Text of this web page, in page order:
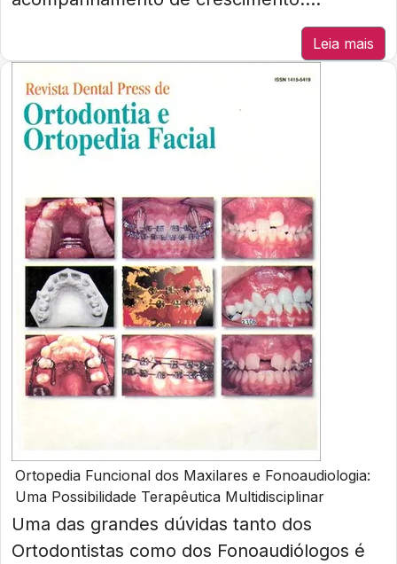
Leia mais
Ortopedia Funcional dos Maxilares e Fonoaudiologia:
Uma Possibilidade Terapêutica Multidisciplinar
Uma das grandes dúvidas tanto dos
Ortodontistas como dos Fonoaudiólogos é